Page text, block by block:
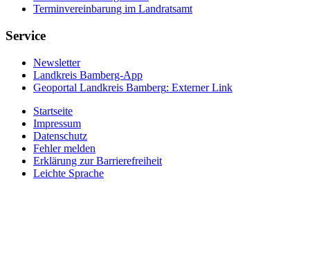
Terminvereinbarung im Landratsamt
Service
Newsletter
Landkreis Bamberg-App
Geoportal Landkreis Bamberg: Externer Link
Startseite
Impressum
Datenschutz
Fehler melden
Erklärung zur Barrierefreiheit
Leichte Sprache